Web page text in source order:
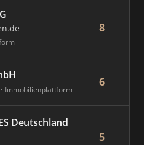
8
Immobilienplattform
6
Deutschland
5